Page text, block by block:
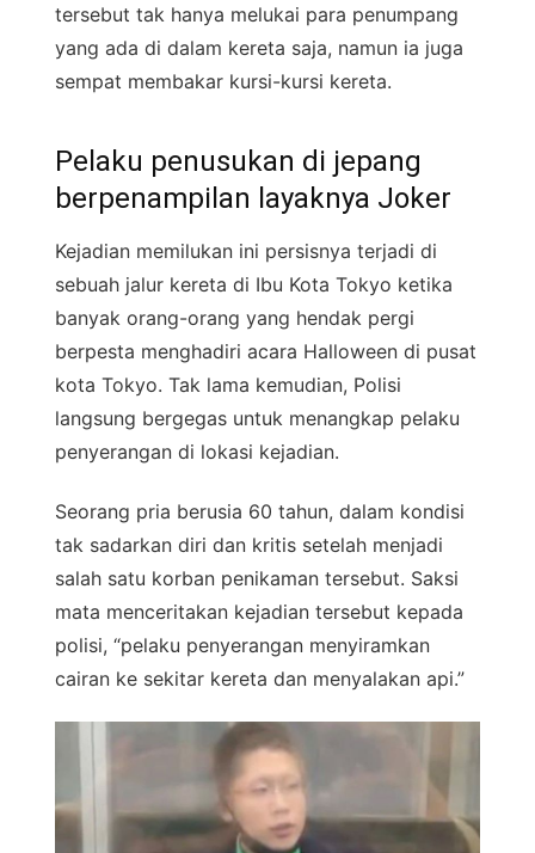
tersebut tak hanya melukai para penumpang
yang ada di dalam kereta saja, namun ia juga
sempat membakar kursi-kursi kereta.
Pelaku penusukan di jepang
berpenampilan layaknya Joker
Kejadian memilukan ini persisnya terjadi di
sebuah jalur kereta di Ibu Kota Tokyo ketika
banyak orang-orang yang hendak pergi
berpesta menghadiri acara Halloween di pusat
kota Tokyo. Tak lama kemudian, Polisi
langsung bergegas untuk menangkap pelaku
penyerangan di lokasi kejadian.
Seorang pria berusia 60 tahun, dalam kondisi
tak sadarkan diri dan kritis setelah menjadi
salah satu korban penikaman tersebut. Saksi
mata menceritakan kejadian tersebut kepada
polisi, “pelaku penyerangan menyiramkan
cairan ke sekitar kereta dan menyalakan api.”